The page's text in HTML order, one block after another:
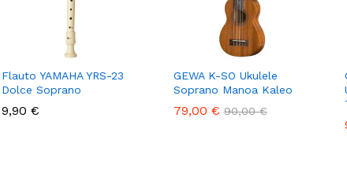
Flauto YAMAHA YRS-23
Dolce Soprano
9,90 €
9,90 €
GEWA K-SO Ukulele
Soprano Manoa Kaleo
79,00 € 90,00€
79,00 € 90,00€